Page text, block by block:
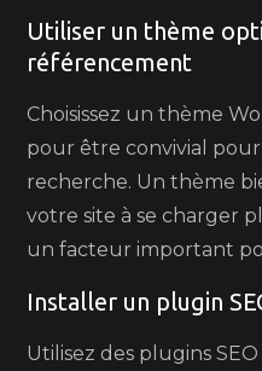
Utiliser un thème
référencement
Choisissez un thème
pour être convivial
recherche. Un thème
votre site à se charger
un facteur important
Installer un plugin
Utilisez des plugins